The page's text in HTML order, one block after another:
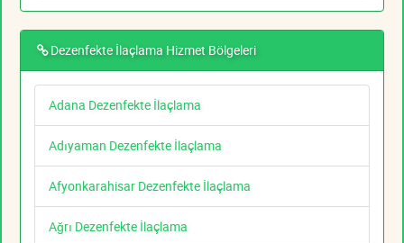
Dezenfekte İlaçlama Hizmet Bölgeleri
Adana Dezenfekte İlaçlama
Adıyaman Dezenfekte İlaçlama
Afyonkarahisar Dezenfekte İlaçlama
Ağrı Dezenfekte İlaçlama